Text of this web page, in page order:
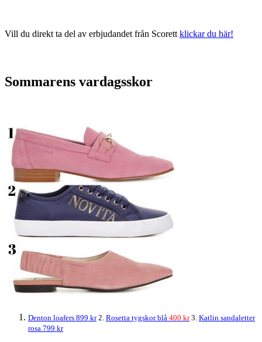
Vill du direkt ta del av erbjudandet från Scorett klickar du här!
Sommarens vardagsskor
Denton loafers 899 kr2. Rosetta tygskor blå 400 kr3. Katlin sandaletter
rosa 799 kr